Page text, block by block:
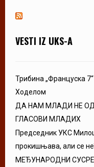
VESTI IZ UKS-A
Трибина „Француска
Ходелом
ДА НАМ МЛАДИ НЕ
ГЛАСОВИ МЛАДИХ
Председник УКС
прокишњава, али се
МЕЂУНАРОДНИ